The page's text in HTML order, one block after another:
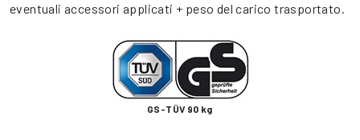
eventuali accessori applicati + peso del carico trasportato.
GS-TÜV 90 kg